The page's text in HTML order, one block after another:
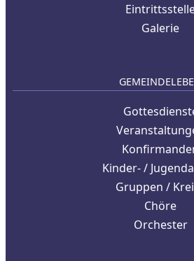
Galerie
Kinder- /
Gruppen /
Chöre
Orchester